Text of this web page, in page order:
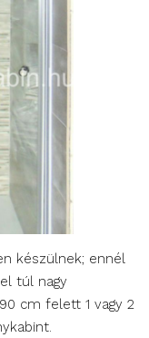
készülnek; ennél
túl nagy
cm felett 1 vagy 2